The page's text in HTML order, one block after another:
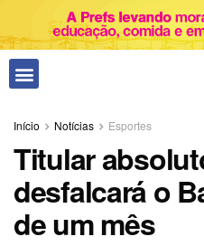
Início Notícias Esportes
Titular
desfalcará o
de um mês